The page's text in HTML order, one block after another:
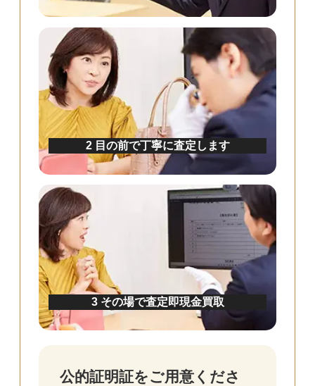
2 目の前で丁寧に査定します
3 その場で査定即現金買取
公的証明証をご⽤意くださ